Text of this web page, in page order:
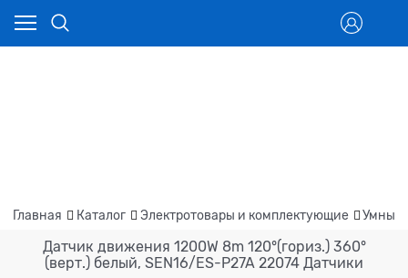
Главная Каталог Электротовары и комплектующие Умный
Датчик движения 1200W 8m 120°(гориз.) 360°
(верт.) белый, SEN16/ES-P27A 22074 Датчики